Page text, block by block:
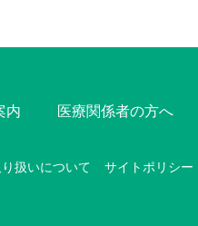
内 医療関係者の方へ
扱いについて サイトポリシー